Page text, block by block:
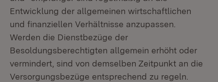
Entwicklung der allgemeinen wirtschaftlichen
und finanziellen Verhältnisse anzupassen.
Werden die Dienstbezüge der
Besoldungsberechtigten allgemein erhöht oder
vermindert, sind von demselben Zeitpunkt an die
Versorgungsbezüge entsprechend zu regeln.